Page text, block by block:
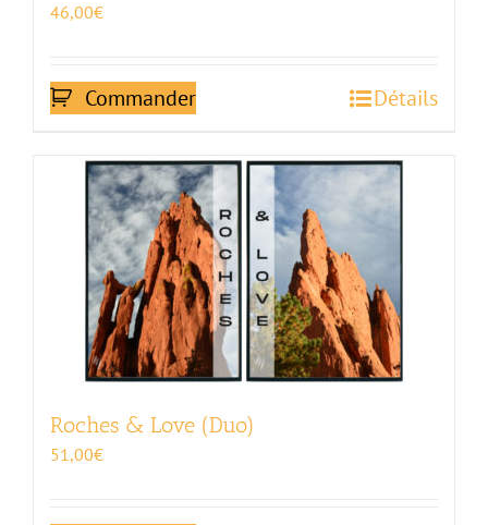
46,00€
Commander Détails
Roches & Love (Duo)
51,00€